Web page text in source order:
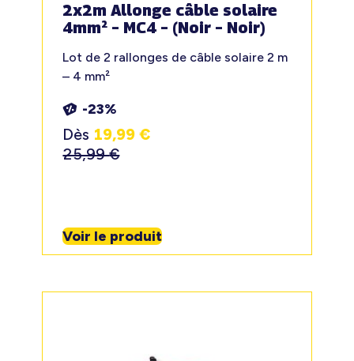
2x2m Allonge câble solaire
4mm² – MC4 – (Noir – Noir)
Lot de 2 rallonges de câble solaire 2 m
– 4 mm²
-23%
Dès 19,99€
25,99€
Voir le produit